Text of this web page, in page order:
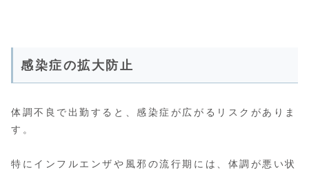
感染症の拡大防止
体調不良で出勤すると、感染症が広がるリスクがありま
す。
特にインフルエンザや風邪の流行期には、体調が悪い状